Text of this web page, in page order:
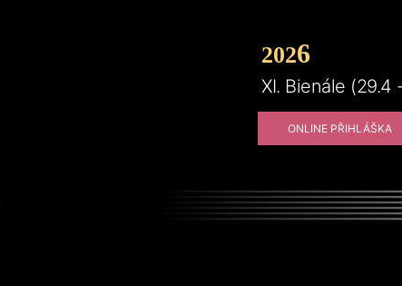
2026
XI. Bienále (29.4
ONLINE PŘIHLÁŠKA